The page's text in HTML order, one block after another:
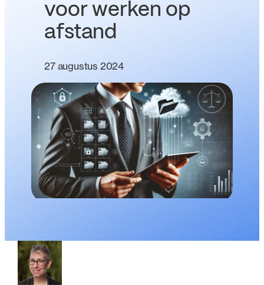
voor werken op
afstand
27 augustus 2024